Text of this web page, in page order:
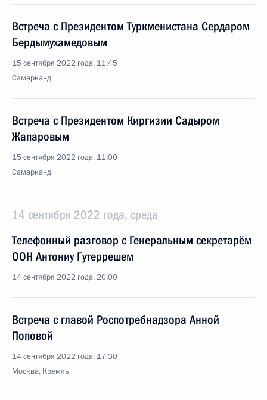
Встреча с Президентом Туркменистана Сердаром
Бердымухамедовым
15 сентября 2022 года, 11:45
Самарканд
Встреча с Президентом Киргизии Садыром
Жапаровым
15 сентября 2022 года, 11:00
Самарканд
14 сентября 2022 года, среда
Телефонный разговор с Генеральным секретарём
ООН Антониу Гутеррешем
14 сентября 2022 года, 20:00
Встреча с главой Роспотребнадзора Анной
Поповой
14 сентября 2022 года, 17:30
Москва, Кремль